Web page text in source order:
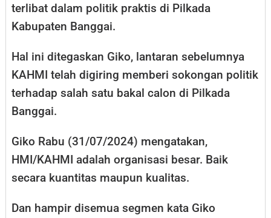
terlibat dalam politik praktis di Pilkada
Kabupaten Banggai.
Hal ini ditegaskan Giko, lantaran sebelumnya
KAHMI telah digiring memberi sokongan politik
terhadap salah satu bakal calon di Pilkada
Banggai.
Giko Rabu (31/07/2024) mengatakan,
HMI/KAHMI adalah organisasi besar. Baik
secara kuantitas maupun kualitas.
Dan hampir disemua segmen kata Giko